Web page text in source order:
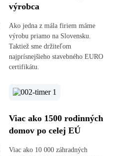
výrobca
Ako jedna z mála firiem máme
výrobu priamo na Slovensku.
Taktiež sme držiteľom
najprísnejšieho stavebného EURO
certifikátu.
Viac ako 1500 rodinných
domov po celej EÚ
Viac ako 10 000 záhradných